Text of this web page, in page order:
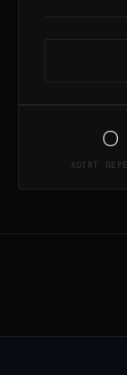
0
ХОТЯТ